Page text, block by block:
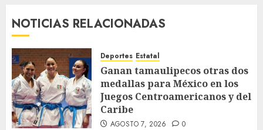
NOTICIAS RELACIONADAS
Deportes Estatal
Ganan tamaulipecos otras dos
medallas para México en los
Juegos Centroamericanos y del
Caribe
AGOSTO 7, 2026 0